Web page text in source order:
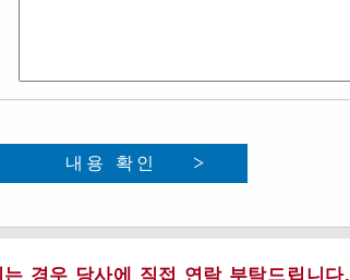
내용 확인
경우 당사에 직접 연락 부탁드립니다.